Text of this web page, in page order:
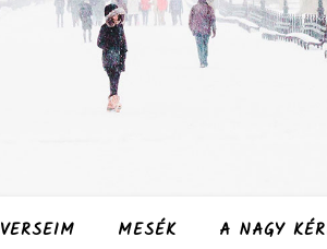
VERSEIM MESÉK A NAGY